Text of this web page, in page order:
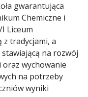
gwarantująca
Chemiczne i
Liceum
z tradycjami, a
na rozwój
wychowanie
na potrzeby
wyniki